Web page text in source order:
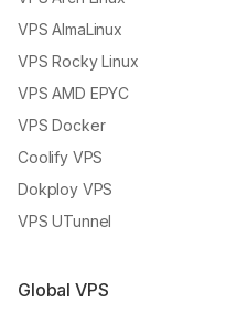
VPS AlmaLinux
VPS Rocky Linux
VPS AMD EPYC
VPS Docker
Coolify VPS
Dokploy VPS
VPS UTunnel
Global VPS